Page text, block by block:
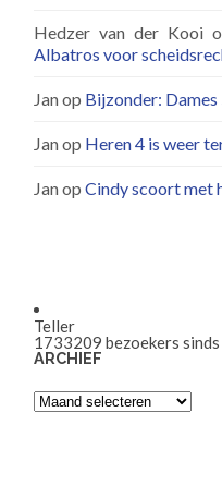
Hedzer van der Kooi
Albatros voor
Janop Bijzonder:
Janop Heren 4 is weer
JanopCindy scoort met
Teller
1733209 bezoekers
ARCHIEF
Archief